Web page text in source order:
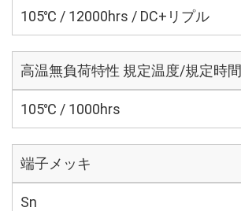
105℃ / 12000hrs / DC+リプル
高温無負荷特性 規定温度/規定時間
105℃ / 1000hrs
端子メッキ
Sn